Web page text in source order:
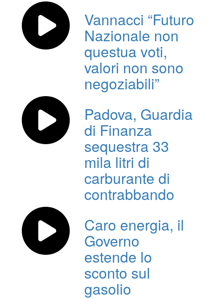
Vannacci “Futuro
Nazionale non
questua voti,
valori non sono
negoziabili”
Padova, Guardia
di Finanza
sequestra 33
mila litri di
carburante di
contrabbando
Caro energia, il
Governo
estende lo
sconto sul
gasolio